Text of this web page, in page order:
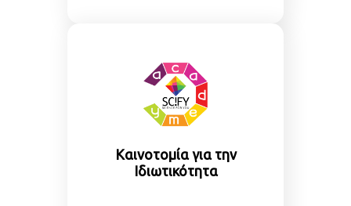
Καινοτομία για την
Ιδιωτικότητα